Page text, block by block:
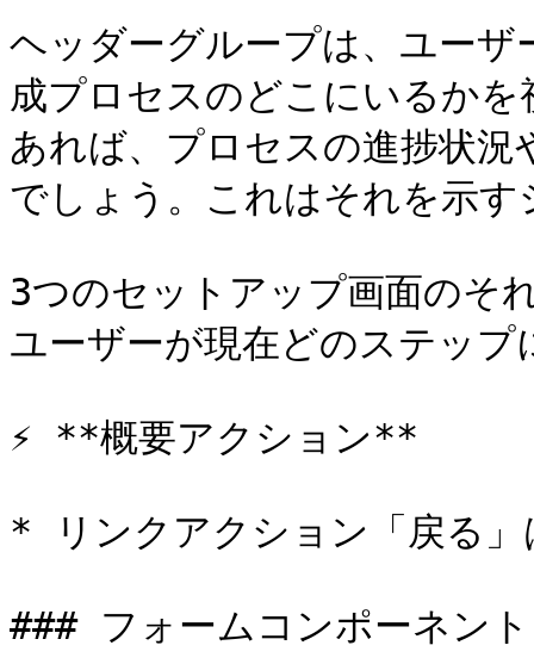
ヘッダーグループは、ユー
成プロセスのどこにいるか
あれば、プロセスの進捗状
でしょう。これはそれを示
3つのセットアップ画面のそ
ユーザーが現在どのステッ
⚡ **概要アクション**
* リンクアクション「戻る」
### フォームコンポーネント